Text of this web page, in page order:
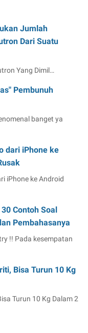
Jumlah
Dari Suatu
Yang Dimil…
Pembunuh
banget ya
dari iPhone ke
iPhone ke Android
Contoh Soal
Pembahasanya
!! Pada kesempatan
Bisa Turun 10 Kg
Turun 10 Kg Dalam 2